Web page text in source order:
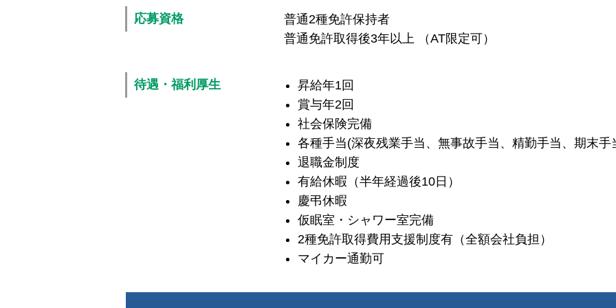
応募資格
普通2種免許保持者
普通免許取得後3年以上 （AT限定可）
待遇・福利厚生
昇給年1回
賞与年2回
社会保険完備
各種手当(深夜残業手当、無事故手当、精勤手当、期末手
退職金制度
有給休暇（半年経過後10日）
慶弔休暇
仮眠室・シャワー室完備
2種免許取得費用支援制度有（全額会社負担）
マイカー通勤可